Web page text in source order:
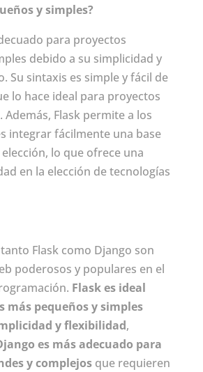
y simples?
para proyectos
debido a su simplicidad y
Su sintaxis es simple y fácil de
lo hace ideal para proyectos
Además, Flask permite a los
integrar fácilmente una base
lo que ofrece una
en la elección de tecnologías
Flask como Django son
poderosos y populares en el
Flask es ideal
más pequeños y simples
y flexibilidad,
es más adecuado para
y complejosque requieren